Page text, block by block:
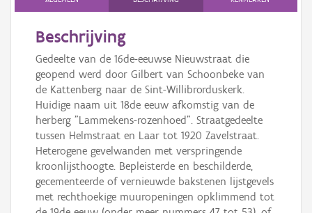
Beschrijving
Gedeelte van de 16de-eeuwse Nieuwstraat die
geopend werd door Gilbert van Schoonbeke van
de Kattenberg naar de Sint-Willibrorduskerk.
Huidige naam uit 18de eeuw afkomstig van de
herberg "Lammekens-rozenhoed". Straatgedeelte
tussen Helmstraat en Laar tot 1920 Zavelstraat.
Heterogene gevelwanden met verspringende
kroonlijsthoogte. Bepleisterde en beschilderde,
gecementeerde of vernieuwde bakstenen lijstgevels
met rechthoekige muuropeningen opklimmend tot